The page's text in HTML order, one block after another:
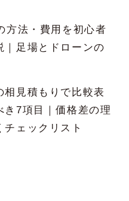
方法・費用を初心者
｜足場とドローンの
相見積もりで比較表
き7項目｜価格差の理
チェックリスト